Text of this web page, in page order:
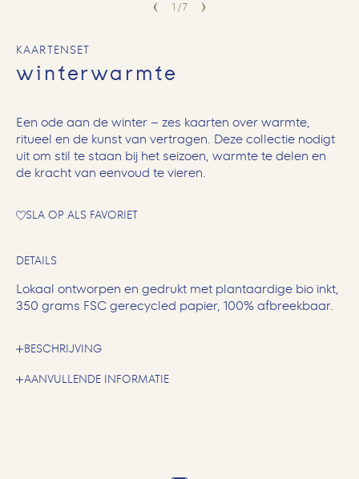
1 /7
KAARTENSET
winterwarmte
Een ode aan de winter – zes kaarten over warmte,
ritueel en de kunst van vertragen. Deze collectie nodigt
uit om stil te staan bij het seizoen, warmte te delen en
de kracht van eenvoud te vieren.
SLA OP ALS FAVORIET
DETAILS
Lokaal ontworpen en gedrukt met plantaardige bio inkt,
350 grams FSC gerecycled papier, 100% afbreekbaar.
BESCHRIJVING
AANVULLENDE INFORMATIE